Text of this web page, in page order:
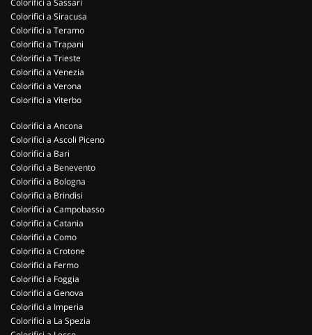
Colorifici a Sassari
Colorifici a Siracusa
Colorifici a Teramo
Colorifici a Trapani
Colorifici a Trieste
Colorifici a Venezia
Colorifici a Verona
Colorifici a Viterbo
Colorifici a Ancona
Colorifici a Ascoli Piceno
Colorifici a Bari
Colorifici a Benevento
Colorifici a Bologna
Colorifici a Brindisi
Colorifici a Campobasso
Colorifici a Catania
Colorifici a Como
Colorifici a Crotone
Colorifici a Fermo
Colorifici a Foggia
Colorifici a Genova
Colorifici a Imperia
Colorifici a La Spezia